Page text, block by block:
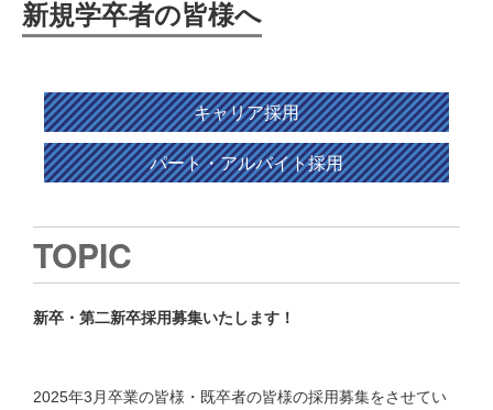
新規学卒者の皆様へ
TOPIC
新卒・第二新卒採用募集いたします！
2025年3月卒業の皆様・既卒者の皆様の採用募集をさせてい
キャリア採用
パート・アルバイト採用